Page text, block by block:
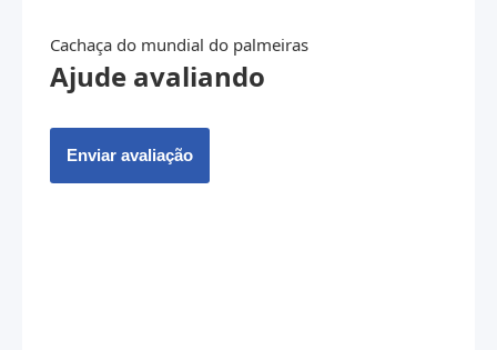
Cachaça do mundial do palmeiras
Ajude avaliando
Enviar avaliação